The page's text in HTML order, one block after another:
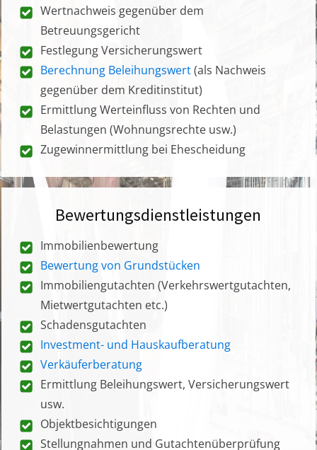
Wertnachweis gegenüber dem
Betreuungsgericht
Festlegung Versicherungswert
Berechnung Beleihungswert(als Nachweis
gegenüber dem Kreditinstitut)
Ermittlung Werteinfluss von Rechten und
Belastungen (Wohnungsrechte usw.)
Zugewinnermittlung bei Ehescheidung
Bewertungsdienstleistungen
Immobilienbewertung
Bewertung von Grundstücken
Immobiliengutachten (Verkehrswertgutachten,
Mietwertgutachten etc.)
Schadensgutachten
Investment- und Hauskaufberatung
Verkäuferberatung
Ermittlung Beleihungswert, Versicherungswert
usw.
Objektbesichtigungen
Stellungnahmen und Gutachtenüberprüfung